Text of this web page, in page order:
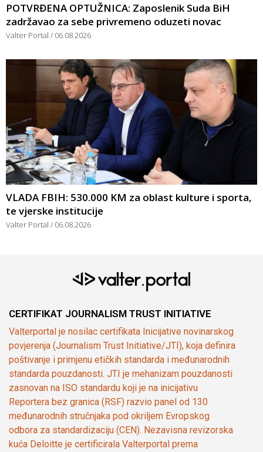
POTVRĐENA OPTUŽNICA: Zaposlenik Suda BiH
zadržavao za sebe privremeno oduzeti novac
Valter Portal 06.08.2026
VLADA FBIH: 530.000 KM za oblast kulture i sporta,
te vjerske institucije
Valter Portal 06.08.2026
CERTIFIKAT JOURNALISM TRUST INITIATIVE
Valterportal je nosilac certifikata Inicijative novinarskog
povjerenja (Journalism Trust Initiative/JTI), koja definira
poštivanje i primjenu etičkih standarda i međunarodnih
standarda pouzdanosti. JTI je mehanizam pouzdanosti
zasnovan na ISO standardu koji je na inicijativu
Reportera bez granica (RSF) razvio panel od 130
međunarodnih stručnjaka pod okriljem Evropskog
odbora za standardizaciju (CEN). Nezavisna revizorska
kuća Deloitte je certificirala Valterportal prema